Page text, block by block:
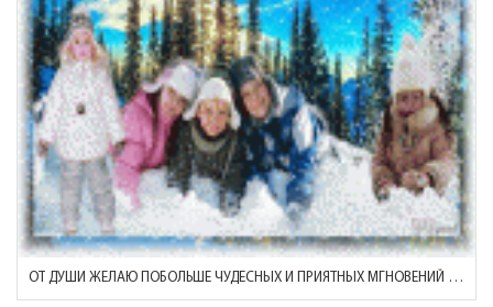
ОТ ДУШИ ЖЕЛАЮ ПОБОЛЬШЕ ЧУДЕСНЫХ И ПРИЯТНЫХ МГНОВЕНИЙ В ЖИЗНИ!